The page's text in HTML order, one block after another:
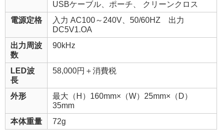
USBケーブル、ポーチ、 クリーンクロス
電源定格
入力 AC100～240V、50/60HZ 出力
DC5V1.OA
出力周波
数
90kHz
LED波
長
58,000円＋消費税
外形
最大（H）160mm×（W）25mm×（D）
35mm
本体重量
72g